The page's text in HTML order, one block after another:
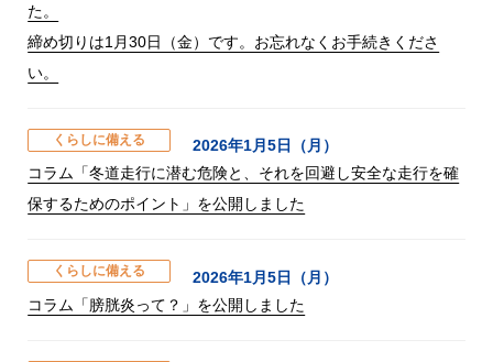
た。
締め切りは1月30日（金）です。お忘れなくお手続きくださ
い。
くらしに備える
2026年1月5日（月）
コラム「冬道走行に潜む危険と、それを回避し安全な走行を確
保するためのポイント」を公開しました
くらしに備える
2026年1月5日（月）
コラム「膀胱炎って？」を公開しました